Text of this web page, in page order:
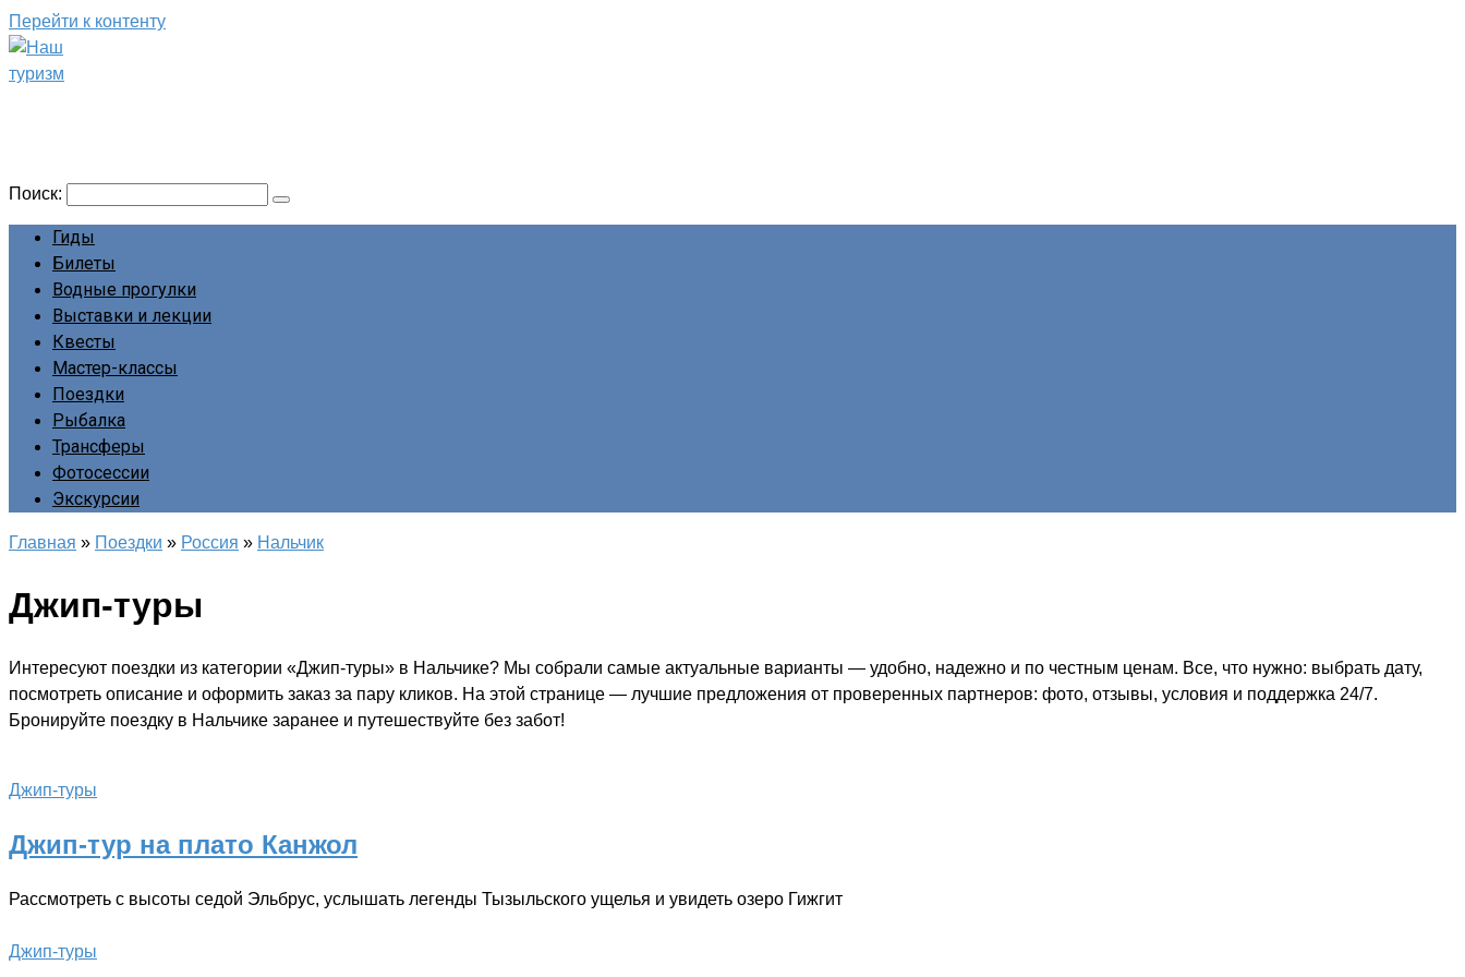
Перейти к контенту
Поиск:
Гиды
Билеты
Водные прогулки
Выставки и лекции
Квесты
Мастер-классы
Поездки
Рыбалка
Трансферы
Фотосессии
Экскурсии
Главная » Поездки » Россия » Нальчик
Джип-туры
Интересуют поездки из категории «Джип-туры» в Нальчике? Мы собрали самые актуальные варианты — удобно, надежно и по честным ценам. Все, что нужно: выбрать дату,
посмотреть описание и оформить заказ за пару кликов. На этой странице — лучшие предложения от проверенных партнеров: фото, отзывы, условия и поддержка 24/7.
Бронируйте поездку в Нальчике заранее и путешествуйте без забот!
Джип-туры
Джип-тур на плато Канжол
Рассмотреть с высоты седой Эльбрус, услышать легенды Тызыльского ущелья и увидеть озеро Гижгит
Джип-туры